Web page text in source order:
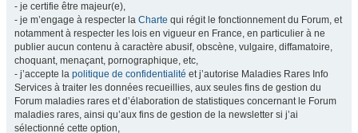
- je certifie être majeur(e),
- je m’engage à respecter la Charte qui régit le fonctionnement du Forum, et
notamment à respecter les lois en vigueur en France, en particulier à ne
publier aucun contenu à caractère abusif, obscène, vulgaire, diffamatoire,
choquant, menaçant, pornographique, etc,
- j’accepte la politique de confidentialité et j’autorise Maladies Rares Info
Services à traiter les données recueillies, aux seules fins de gestion du
Forum maladies rares et d’élaboration de statistiques concernant le Forum
maladies rares, ainsi qu’aux fins de gestion de la newsletter si j’ai
sélectionné cette option,